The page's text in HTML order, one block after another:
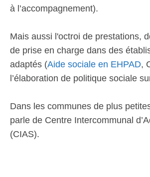
à l’accompagnement).
Mais aussi l'octroi de prestations,
de prise en charge dans des
adaptés (Aide sociale en EHPAD,
l’élaboration de politique sociale
Dans les communes de plus
parle de Centre Intercommunal
(CIAS).